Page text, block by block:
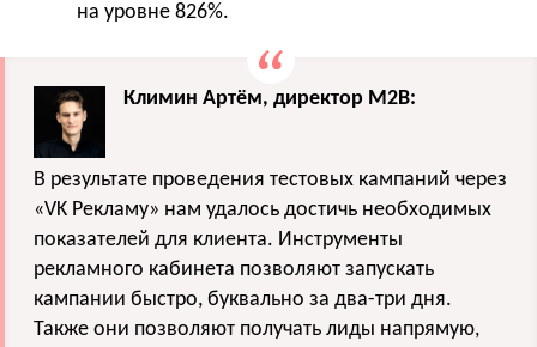
на уровне 826%.
Климин Артём, директор M2B:
В результате проведения тестовых кампаний через
«VK Рекламу» нам удалось достичь необходимых
показателей для клиента. Инструменты
рекламного кабинета позволяют запускать
кампании быстро, буквально за два-три дня.
Также они позволяют получать лиды напрямую,